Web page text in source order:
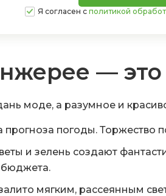
Я согласен с политикой
—
моде, а разумное и
погоды.
и зелень создают
бюджета.
мягким, рассеянным